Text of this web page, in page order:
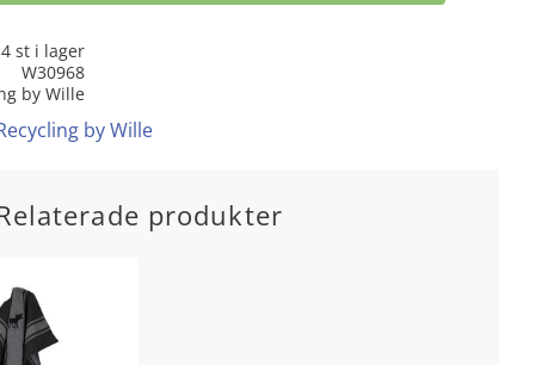
4 st i lager
W30968
by Wille
by Wille
produkter